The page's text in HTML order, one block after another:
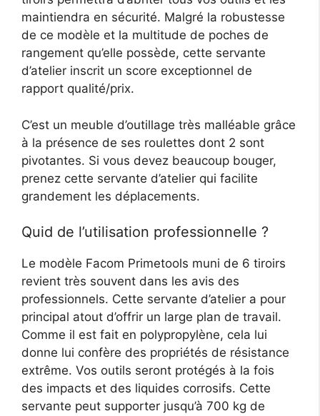
maintiendra en sécurité. Malgré la robustesse
de ce modèle et la multitude de poches de
rangement qu’elle possède, cette servante
d’atelier inscrit un score exceptionnel de
rapport qualité/prix.
C’est un meuble d’outillage très malléable grâce
à la présence de ses roulettes dont 2 sont
pivotantes. Si vous devez beaucoup bouger,
prenez cette servante d’atelier qui facilite
grandement les déplacements.
Quid de l’utilisation professionnelle ?
Le modèle Facom Primetools muni de 6 tiroirs
revient très souvent dans les avis des
professionnels. Cette servante d’atelier a pour
principal atout d’offrir un large plan de travail.
Comme il est fait en polypropylène, cela lui
donne lui confère des propriétés de résistance
extrême. Vos outils seront protégés à la fois
des impacts et des liquides corrosifs. Cette
servante peut supporter jusqu’à 700 kg de